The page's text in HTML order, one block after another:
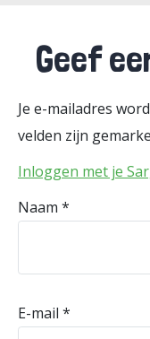
Geef
Je e-mailadres
velden zijn
Inloggen met je
Naam *
E-mail *